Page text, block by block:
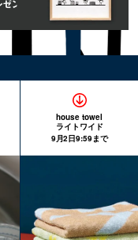
house towel
ライトワイド
9月2日9:59まで